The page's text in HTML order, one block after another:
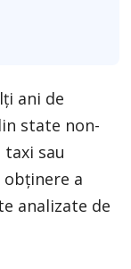
ani de
state non-
taxi sau
a
analizate de